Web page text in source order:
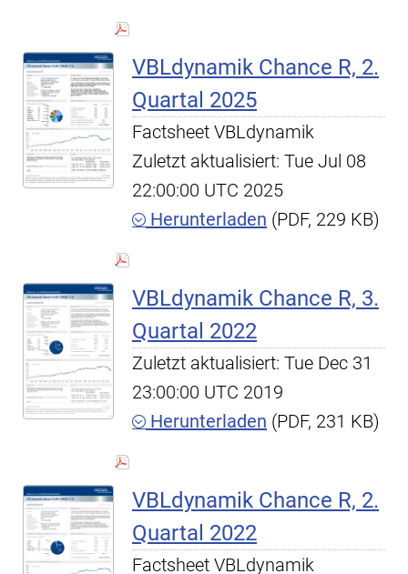
VBLdynamik Chance R, 2.
Quartal 2025
Factsheet VBLdynamik
Zuletzt aktualisiert: Tue Jul 08
22:00:00 UTC 2025
Herunterladen (PDF, 229 KB)
VBLdynamik Chance R, 3.
Quartal 2022
Zuletzt aktualisiert: Tue Dec 31
23:00:00 UTC 2019
Herunterladen (PDF, 231 KB)
VBLdynamik Chance R, 2.
Quartal 2022
Factsheet VBLdynamik